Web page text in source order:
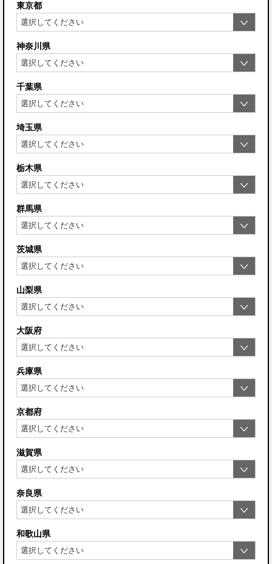
東京都
神奈川県
千葉県
埼玉県
栃木県
群馬県
茨城県
山梨県
大阪府
兵庫県
京都府
滋賀県
奈良県
和歌山県